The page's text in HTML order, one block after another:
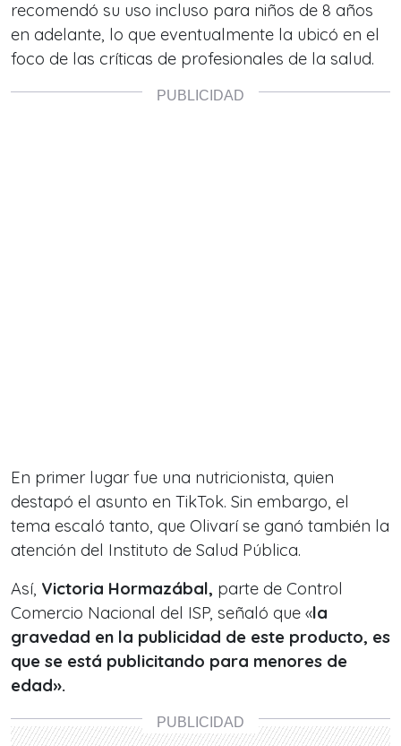
recomendó su uso incluso para niños de 8 años
en adelante, lo que eventualmente la ubicó en el
foco de las críticas de profesionales de la salud.
En primer lugar fue una nutricionista, quien
destapó el asunto en TikTok. Sin embargo, el
tema escaló tanto, que Olivarí se ganó también la
atención del Instituto de Salud Pública.
Así, Victoria Hormazábal, parte de Control
Comercio Nacional del ISP, señaló que «la
gravedad en la publicidad de este producto, es
que se está publicitando para menores de
edad».